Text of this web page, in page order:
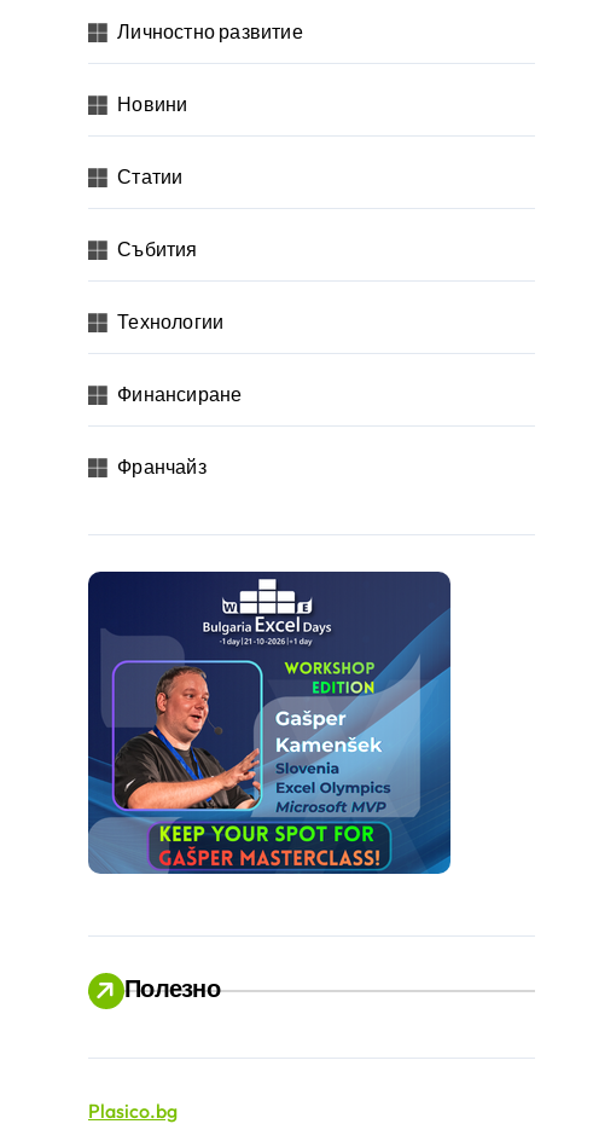
Личностно развитие
Новини
Статии
Събития
Технологии
Финансиране
Франчайз
Полезно
Plasico.bg